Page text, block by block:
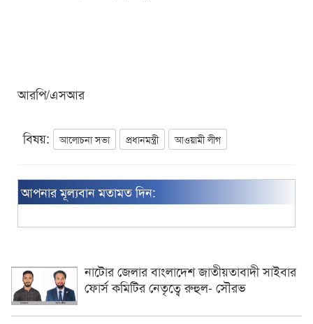
আরপি/এসআর
বিষয়: আলোচনা সভা প্রধানমন্ত্রী আওয়ামী লীগ
আপনার মূল্যবান মতামত দিন:
নাটোর জেলার বাংলাদেশ জাতীয়তাবাদী সাইবার
ফোর্স কমিটির নেতৃত্বে রুহুল- সৌরভ